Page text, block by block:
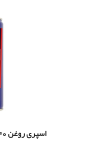
اسپری روغن WD-40 مخصوص چرخ خیاطی